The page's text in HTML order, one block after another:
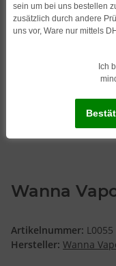
Wanna
Artikelnummer: L0055
Hersteller: Wanna
sein um bei uns bestellen
zusätzlich durch andere
uns vor, Ware nur mittels
Ich